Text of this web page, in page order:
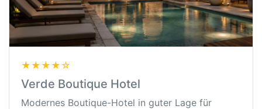
★★★★☆
Verde Boutique Hotel
Modernes Boutique-Hotel in guter Lage für